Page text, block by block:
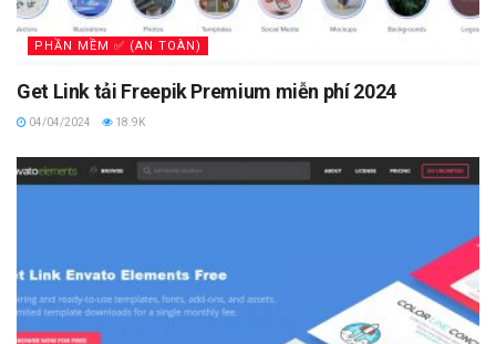
PHẦN MỀM ✅ (AN TOÀN)
Get Link tải Freepik Premium miễn phí 2024
04/04/2024 18.9K